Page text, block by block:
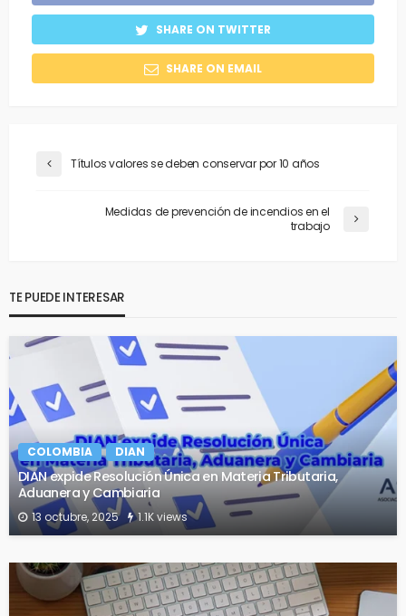
SHARE ON TWITTER
SHARE ON EMAIL
Títulos valores se deben conservar por 10 años
Medidas de prevención de incendios en el
trabajo
TE PUEDE INTERESAR
COLOMBIA DIAN
DIAN expide Resolución Única en Materia Tributaria,
Aduanera y Cambiaria
13 octubre, 2025 1.1K views